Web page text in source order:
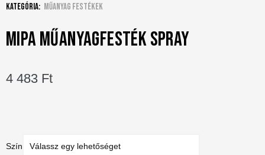
Kategória: Műanyag festékek
MIPA MŰANYAGFESTÉK SPRAY
4 483 Ft
Szín